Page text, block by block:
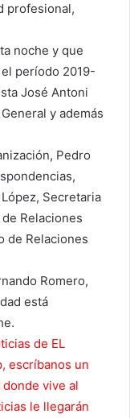
profesional,
noche y que
período 2019-
José Antoni
y además
Pedro
Secretaria
Relaciones
de Relaciones
Romero,
está
de EL
escríbanos un
vive al
le llegarán